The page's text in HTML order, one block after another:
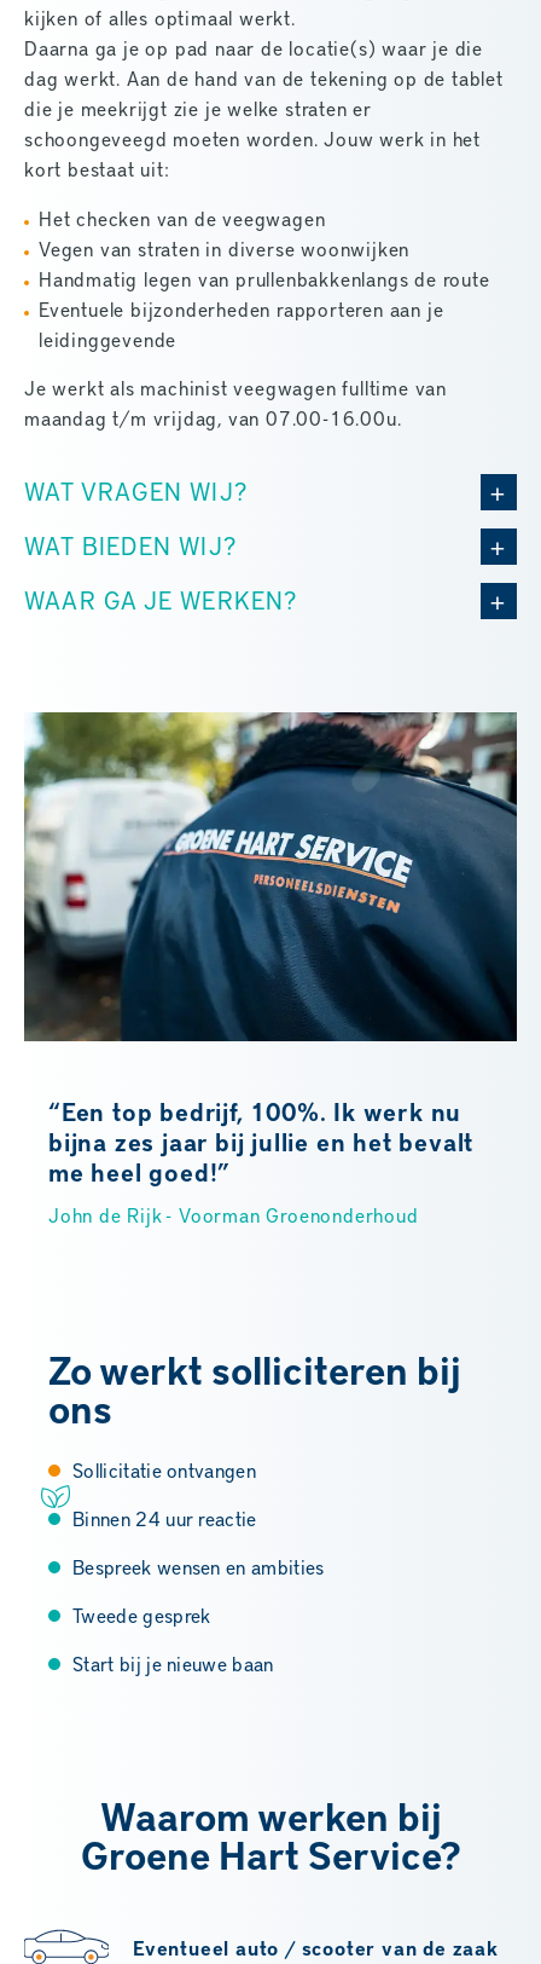
kijken of alles optimaal werkt.
Daarna ga je op pad naar de locatie(s) waar je die
dag werkt. Aan de hand van de tekening op de tablet
die je meekrijgt zie je welke straten er
schoongeveegd moeten worden. Jouw werk in het
kort bestaat uit:
Het checken van de veegwagen
Vegen van straten in diverse woonwijken
Handmatig legen van prullenbakkenlangs de route
Eventuele bijzonderheden rapporteren aan je
leidinggevende
Je werkt als machinist veegwagen fulltime van
maandag t/m vrijdag, van 07.00-16.00u.
WAT VRAGEN WIJ?
WAT BIEDEN WIJ?
WAAR GA JE WERKEN?
“Een top bedrijf, 100%. Ik werk nu
bijna zes jaar bij jullie en het bevalt
me heel goed!”
John de Rijk - Voorman Groenonderhoud
Zo werkt solliciteren bij
ons
Sollicitatie ontvangen
Binnen 24 uur reactie
Bespreek wensen en ambities
Tweede gesprek
Start bij je nieuwe baan
Waarom werken bij
Groene Hart Service?
Eventueel auto / scooter van de zaak